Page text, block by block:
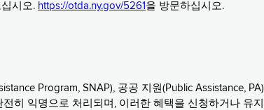
시오. https://otda.ny.gov/5261 을 방문하십시오.
Program, SNAP), 공공 지원(Public Assistance,
히 익명으로 처리되며, 이러한 혜택을 신청하거나 유